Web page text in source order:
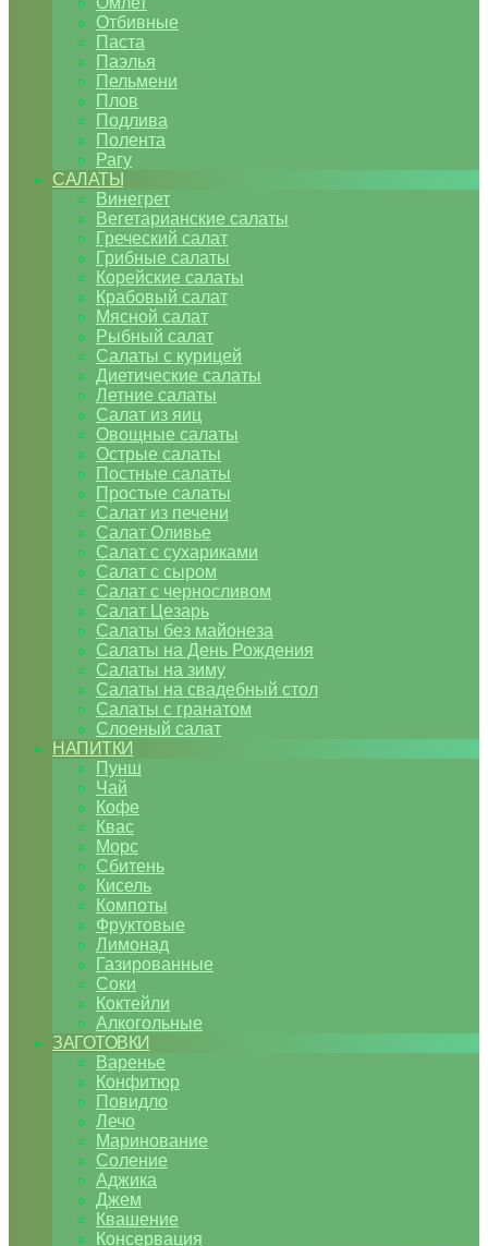
Отбивные
Паста
Паэлья
Пельмени
Плов
Подлива
Полента
Рагу
САЛАТЫ
Винегрет
Вегетарианские салаты
Греческий салат
Грибные салаты
Корейские салаты
Крабовый салат
Мясной салат
Рыбный салат
Салаты с курицей
Диетические салаты
Летние салаты
Салат из яиц
Овощные салаты
Острые салаты
Постные салаты
Простые салаты
Салат из печени
Салат Оливье
Салат с сухариками
Салат с сыром
Салат с черносливом
Салат Цезарь
Салаты без майонеза
Салаты на День Рождения
Салаты на зиму
Салаты на свадебный стол
Салаты с гранатом
Слоеный салат
НАПИТКИ
Пунш
Чай
Кофе
Квас
Морс
Сбитень
Кисель
Компоты
Фруктовые
Лимонад
Газированные
Соки
Коктейли
Алкогольные
ЗАГОТОВКИ
Варенье
Конфитюр
Повидло
Лечо
Маринование
Соление
Аджика
Джем
Квашение
Консервация